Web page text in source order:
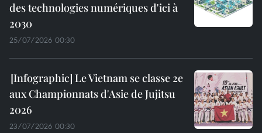
des technologies numériques d'ici à
2030
25/07/2026 00:30
Le Vietnam se classe 2e
aux Championnats d'Asie de Jujitsu
2026
23/07/2026 00:30